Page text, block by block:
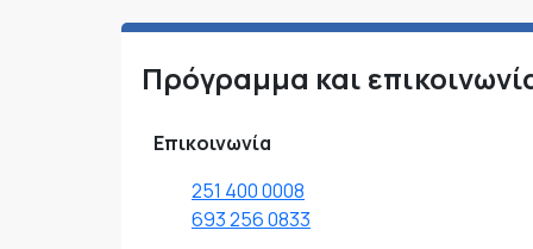
Πρόγραμμα και
Επικοινωνία
251 400 0008
693 256 0833